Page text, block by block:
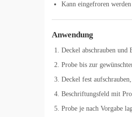
Kann eingefroren
Anwendung
Deckel abschrauben und
Probe bis zur
Deckel fest
Beschriftungsfeld mit
Probe je nach Vorgabe